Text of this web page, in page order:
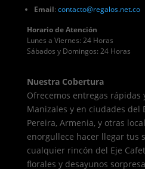
Email: contacto@regalos.net.co
Horario de Atención
Lunes a Viernes: 24 Horas
Sábados y Domingos: 24 Horas
Nuestra Cobertura
Ofrecemos entregas rápidas
Manizales y en ciudades del
Pereira, Armenia, y otras
enorgullece hacer llegar tus
cualquier rincón del Eje
florales y desayunos